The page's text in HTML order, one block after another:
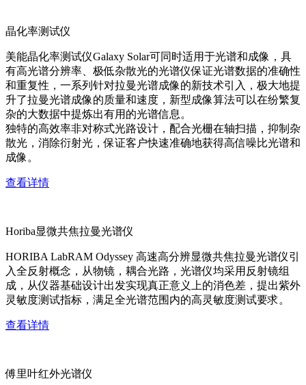
晶化率测试仪
美能晶化率测试仪Galaxy Solar可同时适用于光谱和成像，具
有高光谱分辨率、极低杂散光的光谱仪保证光谱数据的准确性
和重复性，一系列针对拉曼光谱成像的新技术引入，极大地提
升了拉曼光谱成像的质量和速度，新型成像算法可以在纷繁复
杂的大数据中提炼出有用的光谱信息。
独特的高效率非对称式光路设计，配合光栅在轴扫描，抑制杂
散光，消除衍射光，保证客户快速准确地获得高信噪比光谱和
成像。
查看详情
Horiba显微共焦拉曼光谱仪
HORIBA LabRAM Odyssey 高速高分辨显微共焦拉曼光谱仪引
入全反射概念，从物镜，耦合光路，光谱仪均采用反射镜组
成，从仪器基础设计出发实现真正意义上的消色差，提出紫外
灵敏度测试指标，满足全光谱范围内的高灵敏度测试要求。
查看详情
傅里叶红外光谱仪